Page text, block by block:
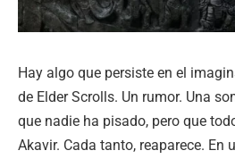
Hay algo que persiste en el
de Elder Scrolls. Un rumor. Una
que nadie ha pisado, pero que
Akavir. Cada tanto, reaparece. En